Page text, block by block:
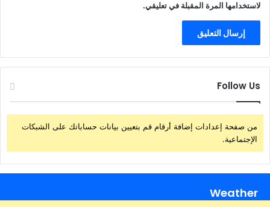
لاستخدامها المرة المقبلة في تعليقي.
Follow Us
من صفحة إعدادات إضافة أرقام قم بتعيين بيانات حساباتك على الشبكات
الإجتماعية.
Weather